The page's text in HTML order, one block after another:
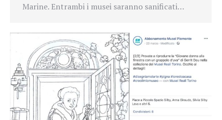
Marine. Entrambi i musei saranno sanificati…